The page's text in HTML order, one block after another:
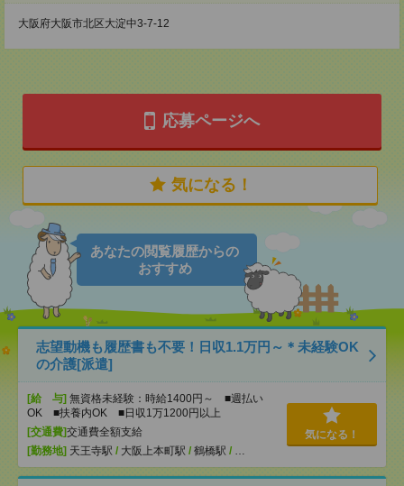
大阪府大阪市北区大淀中3-7-12
応募ページへ
気になる！
あなたの閲覧履歴からの
おすすめ
志望動機も履歴書も不要！日収1.1万円～＊未経験OK
の介護[派遣]
[給 与] 無資格未経験：時給1400円～ ■週払い
OK ■扶養内OK ■日収1万1200円以上
[交通費]交通費全額支給
[勤務地] 天王寺駅 / 大阪上本町駅 / 鶴橋駅 / …
気になる！